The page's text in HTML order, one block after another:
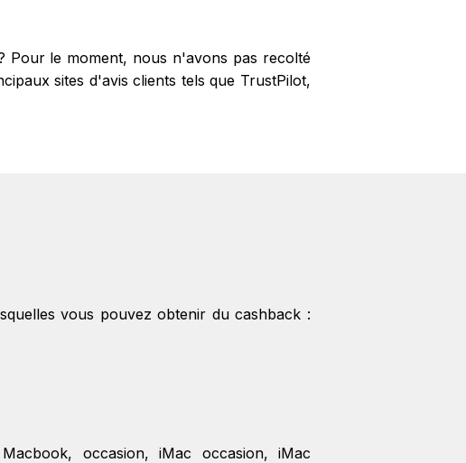
Pour le moment, nous n'avons pas recolté
sites d'avis clients tels que TrustPilot,
vous pouvez obtenir du cashback :
Macbook, occasion, iMac occasion, iMac